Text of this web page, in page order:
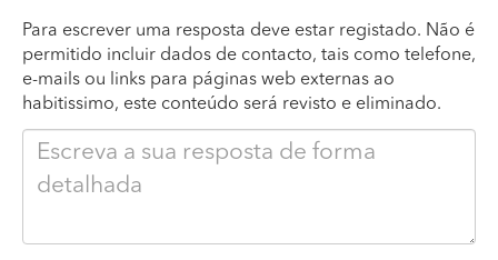
Para escrever uma resposta deve estar registado. Não é
permitido incluir dados de contacto, tais como telefone,
e-mails ou links para páginas web externas ao
habitissimo, este conteúdo será revisto e eliminado.